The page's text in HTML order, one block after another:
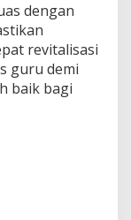
dengan
revitalisasi
guru demi
baik bagi